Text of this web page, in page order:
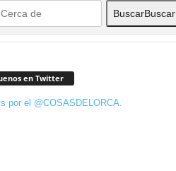
BuscarBuscar
en Twitter
por el @COSASDELORCA.